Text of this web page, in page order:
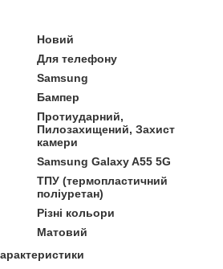
Новий
Для телефону
Samsung
Бампер
Протиударний,
Пилозахищений, Захист
камери
Samsung Galaxy A55 5G
ТПУ (термопластичний
поліуретан)
Різні кольори
Матовий